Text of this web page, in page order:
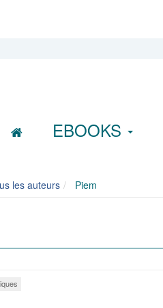
EBOOKS
les auteurs Piem